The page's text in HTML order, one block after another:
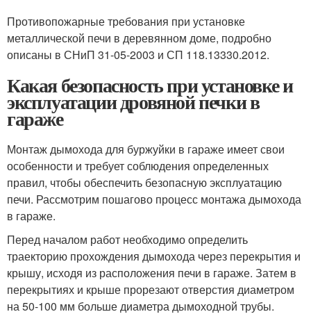
Противопожарные требования при установке
металлической печи в деревянном доме, подробно
описаны в СНиП 31-05-2003 и СП 118.13330.2012.
Какая безопасность при установке и
эксплуатации дровяной печки в
гараже
Монтаж дымохода для буржуйки в гараже имеет свои
особенности и требует соблюдения определенных
правил, чтобы обеспечить безопасную эксплуатацию
печи. Рассмотрим пошагово процесс монтажа дымохода
в гараже.
Перед началом работ необходимо определить
траекторию прохождения дымохода через перекрытия и
крышу, исходя из расположения печи в гараже. Затем в
перекрытиях и крыше прорезают отверстия диаметром
на 50-100 мм больше диаметра дымоходной трубы.